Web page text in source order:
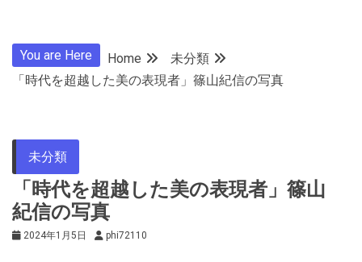
You are Here Home
未分類
「時代を超越した美の表現者」篠山紀信の写真
未分類
「時代を超越した美の表現者」篠山
紀信の写真
2024年1月5日 phi72110